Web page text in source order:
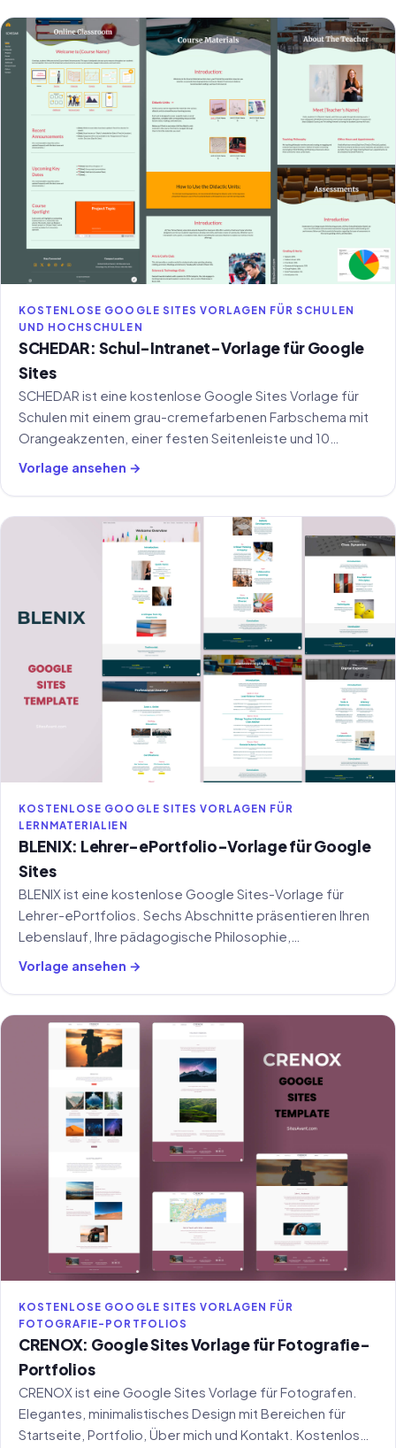
KOSTENLOSE GOOGLE SITES VORLAGEN FÜR SCHULEN
UND HOCHSCHULEN
SCHEDAR: Schul-Intranet-Vorlage für Google
Sites
SCHEDAR ist eine kostenlose Google Sites Vorlage für
Schulen mit einem grau-cremefarbenen Farbschema mit
Orangeakzenten, einer festen Seitenleiste und 10
Galerie und mehr.
Vorlage ansehen →
KOSTENLOSE GOOGLE SITES VORLAGEN FÜR
LERNMATERIALIEN
BLENIX: Lehrer-ePortfolio-Vorlage für Google
Sites
BLENIX ist eine kostenlose Google Sites-Vorlage für
Lehrer-ePortfolios. Sechs Abschnitte präsentieren Ihren
Lebenslauf, Ihre pädagogische Philosophie,
Classroom-Management.
Vorlage ansehen →
KOSTENLOSE GOOGLE SITES VORLAGEN FÜR
FOTOGRAFIE-PORTFOLIOS
CRENOX: Google Sites Vorlage für Fotografie-
Portfolios
CRENOX ist eine Google Sites Vorlage für Fotografen.
Elegantes, minimalistisches Design mit Bereichen für
Startseite, Portfolio, Über mich und Kontakt. Kostenlos